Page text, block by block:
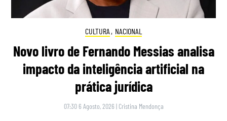
CULTURA , NACIONAL
Novo livro de Fernando Messias analisa
impacto da inteligência artificial na
prática jurídica
07:30 6 Agosto, 2026 | Cristina Mendonça